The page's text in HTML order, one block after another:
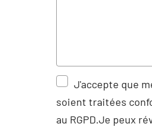
J'accepte que
soient traitées
au RGPD.Je peux